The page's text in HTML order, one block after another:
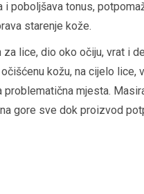
i poboljšava tonus,
starenje kože.
za lice, dio oko očiju, vrat i
očišćenu kožu, na cijelo lice,
problematična mjesta.
gore sve dok proizvod